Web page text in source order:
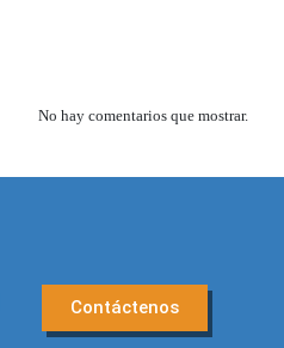
No hay comentarios que mostrar.
Contáctenos